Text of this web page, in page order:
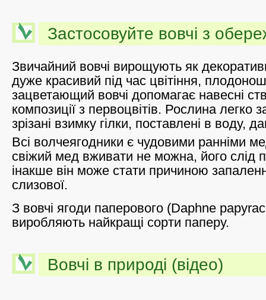
Застосовуйте вовчі з
Звичайний вовчі вирощують як
дуже красивий під час цвітіння,
зацветающий вовчі допомагає навесні
композиції з первоцвітів. Рослина легко
зрізані взимку гілки, поставлені в воду,
Всі волчеягодники є чудовими ранніми
свіжий мед вживати не можна, його слід
інакше він може стати причиною
слизової.
З вовчі ягоди паперового (Daphne
виробляють найкращі сорти паперу.
Вовчі в природі (відео)